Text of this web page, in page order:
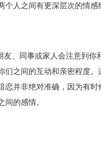
人之间有更深层次的情感
、同事或家人会注意到
们之间的互动和亲密程度
恋并非绝对准确，因为有
的感情。